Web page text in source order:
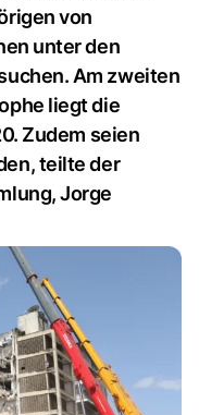
von
unter den
Am zweiten
liegt die
Zudem seien
teilte der
Jorge